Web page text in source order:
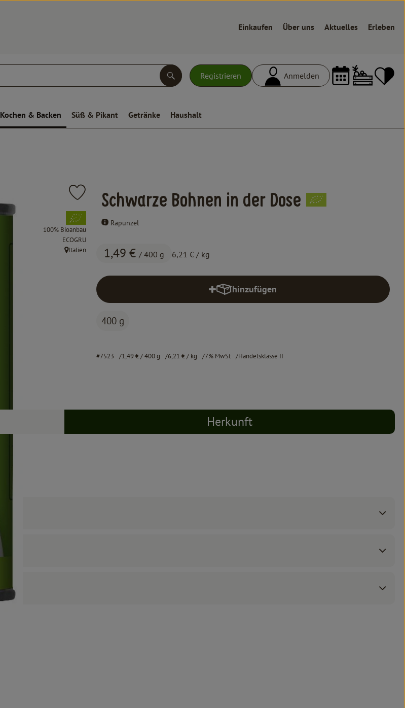
Einkaufen Über uns Aktuelles Erleben
Registrieren Anmelden
Suchen
Kochen & Backen Süß & Pikant Getränke Haushalt
Schwarze Bohnen in der Dose
Rapunzel
1,49 € / 400 g 6,21 € / kg
Produkt zu Favouriten hinzufügen
, Verband:
100% Bioanbau
, Kontrollstelle:
ECOGRU
, Herkunft:
Italien
hinzufügen
Produkt zum Warenkorb hinzufügen
400 g
#7523 1,49 €/ 400 g 6,21 €/ kg 7% MwSt Handelsklasse II
Herkunft